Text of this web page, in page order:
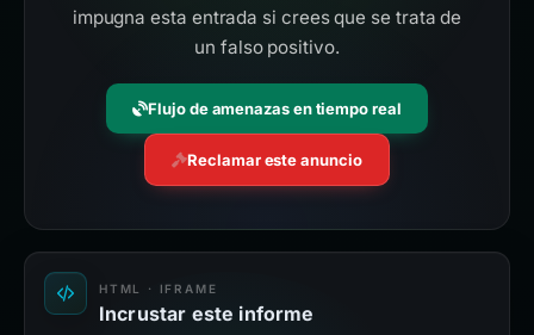
impugna esta entrada si crees que se trata de
un falso positivo.
Flujo de amenazas en tiempo real
Reclamar este anuncio
HTML · IFRAME
Incrustar este informe